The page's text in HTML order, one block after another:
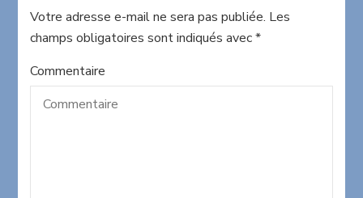
Votre adresse e-mail ne sera pas publiée. Les
champs obligatoires sont indiqués avec*
Commentaire